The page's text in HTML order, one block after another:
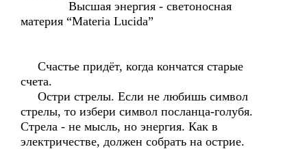
Высшая энергия - светоносная
материя “Materia Lucida”
Счастье придёт, когда кончатся старые
счета.
Остри стрелы. Если не любишь символ
стрелы, то избери символ посланца-голубя.
Стрела - не мысль, но энергия. Как в
электричестве, должен собрать на острие.